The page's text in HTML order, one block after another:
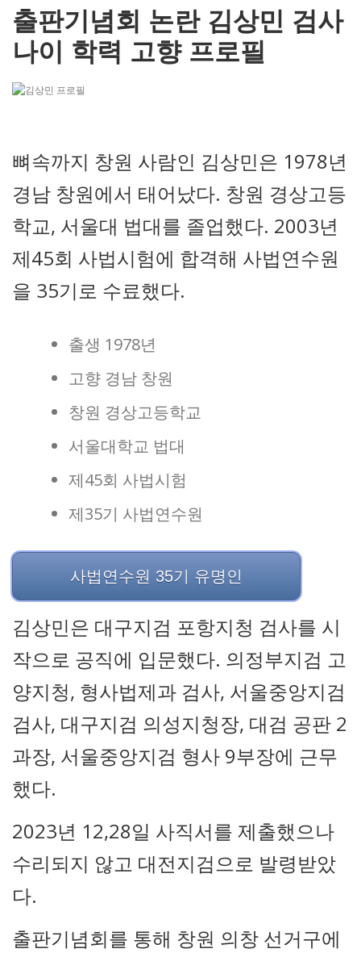
출판기념회 논란 김상민 검사
나이 학력 고향 프로필
뼈속까지 창원 사람인 김상민은 1978년
경남 창원에서 태어났다. 창원 경상고등
학교, 서울대 법대를 졸업했다. 2003년
제45회 사법시험에 합격해 사법연수원
을 35기로 수료했다.
출생 1978년
고향 경남 창원
창원 경상고등학교
서울대학교 법대
제45회 사법시험
제35기 사법연수원
사법연수원 35기 유명인
김상민은 대구지검 포항지청 검사를 시
작으로 공직에 입문했다. 의정부지검 고
양지청, 형사법제과 검사, 서울중앙지검
검사, 대구지검 의성지청장, 대검 공판 2
과장, 서울중앙지검 형사 9부장에 근무
했다.
2023년 12,28일 사직서를 제출했으나
수리되지 않고 대전지검으로 발령받았
다.
출판기념회를 통해 창원 의창 선거구에